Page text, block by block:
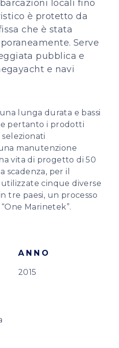
locali fino
è protetto da
che è stata
Serve
pubblica e
e navi
lunga durata e bassi
pertanto i prodotti
manutenzione
vita di progetto di 50
scadenza, per il
cinque diverse
tre paesi, un processo
Marinetek”.
ANNO
2015